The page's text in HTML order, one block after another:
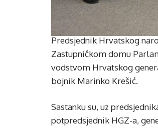
Predsjednik Hrvatskog
Zastupničkom domu
vodstvom Hrvatskog
bojnik Marinko Krešić.
Sastanku su, uz
potpredsjednik HGZ-a,